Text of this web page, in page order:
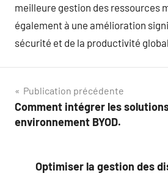
meilleure gestion des ressources
également à une amélioration
sécurité et de la productivité
Navigation
de
Publication précédente
Comment intégrer les solutions
environnement BYOD.
Optimiser la gestion des